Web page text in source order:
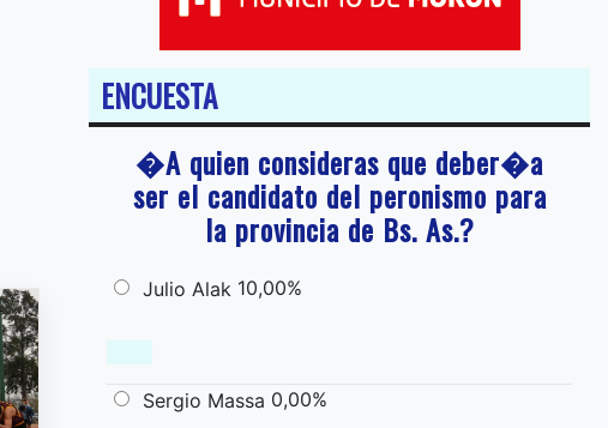
ENCUESTA
�A quien consideras que deber�a
ser el candidato del peronismo para
la provincia de Bs. As.?
Julio Alak 10,00%
Sergio Massa 0,00%